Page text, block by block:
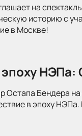
на
историю с
в Москве!
НЭПа:
Остапа Бендера
в эпоху